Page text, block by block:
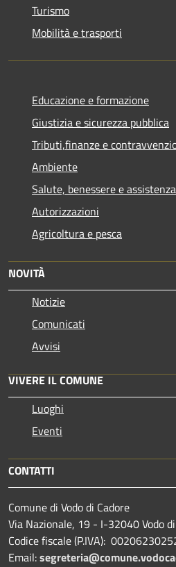
Turismo
Mobilità e trasporti
Educazione e formazione
Giustizia e sicurezza pubblica
Tributi,finanze e
Ambiente
Salute, benessere e assistenza
Autorizzazioni
Agricoltura e pesca
NOVITÀ
Notizie
Comunicati
Avvisi
VIVERE IL COMUNE
Luoghi
Eventi
CONTATTI
Comune di Vodo di Cadore
Via Nazionale, 19 - I-32040 Vodo
Codice fiscale (P.IVA):
Email: